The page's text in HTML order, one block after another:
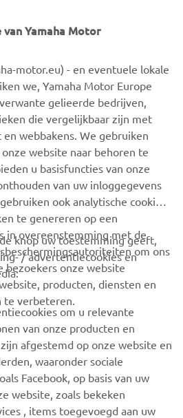
/ Yamaha Motor Co., Ltd.
voor commerciële of niet-
zonder de uitdrukkelijke
van Yamaha Motor Europe N.V.
Ltd.
en volg alle plaatselijke
Yamaha Motor
motor.eu) - en eventuele lokale
we, Yamaha Motor Europe
gelieerde bedrijven,
die vergelijkbaar zijn met
en webbakens. We gebruiken
website naar behoren te
u basisfuncties van onze
van uw inloggegevens
ook analytische cookies
te genereren op een
in overeenstemming met de
om ons
bezoekers onze website
producten, diensten en
te verbeteren.
knop uw toestemming geeft,
/ advertentiecookies en
om u relevante
van onze producten en
afgestemd op onze website en
waaronder sociale
Facebook, op basis van uw
website, zoals bekeken
, items toegevoegd aan uw